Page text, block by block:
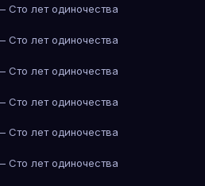
Сто лет одиночества
Сто лет одиночества
Сто лет одиночества
Сто лет одиночества
Сто лет одиночества
Сто лет одиночества